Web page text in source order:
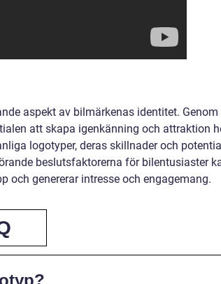
aspekt av bilmärkenas identitet.
att skapa igenkänning och attraktion
logotyper, deras skillnader och
beslutsfaktorerna för bilentusiaster
och genererar intresse och engagemang.